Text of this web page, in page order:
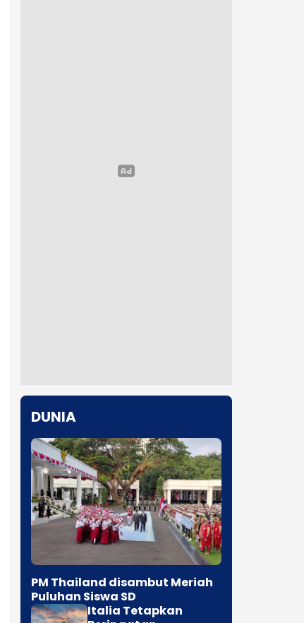
DUNIA
PM Thailand disambut Meriah
Puluhan Siswa SD
Italia Tetapkan